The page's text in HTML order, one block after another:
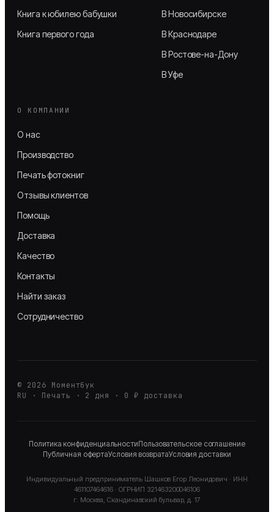
Книга к юбилею бабушки
Книга первого года
В Новосибирске
В Краснодаре
В Ростове-на-Дону
В Уфе
О КОМПАНИИ
О нас
Производство
Печать фотокниг
Отзывы клиентов
Помощь
Доставка
Качество
Контакты
Найти заказ
Сотрудничество
© 2026
Моментбук
RU · Печать · 2 дня · 0 ₽ доставка
Политика конфиденциальностиПользовательское соглашение
Публичная офертаУсловия возвратаУсловия доставки
Индивидуальный предприниматель Шашков Егор Леонидович · ИНН
461107464616 · ОГРНИП 321463200046106
г. Москва, Скандинавский бульвар, д. 17